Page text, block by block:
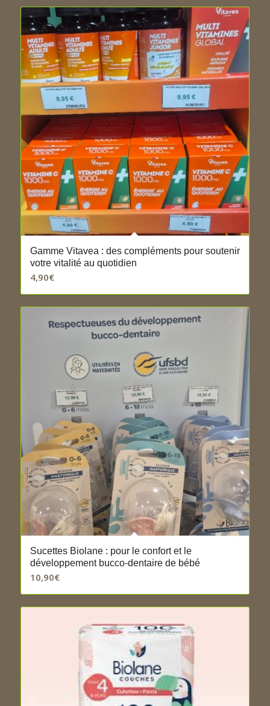
Gamme Vitavea : des compléments pour soutenir
votre vitalité au quotidien
4,90€
Sucettes Biolane : pour le confort et le
développement bucco-dentaire de bébé
10,90€